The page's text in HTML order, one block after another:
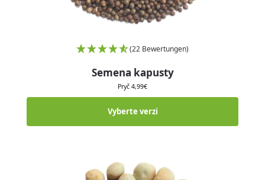
(22 Bewertungen)
Semena kapusty
Pryč 4,99€
Vyberte verzi